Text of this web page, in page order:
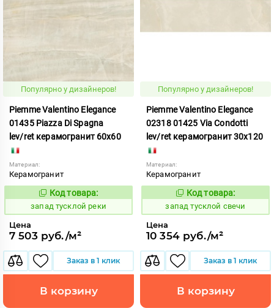
Популярно у дизайнеров!
Piemme Valentino Elegance
01435 Piazza Di Spagna
lev/ret керамогранит 60x60
Материал:
Керамогранит
419579
Код товара:
запад тусклой реки
Цена
7 503 руб./м²
Заказ в 1 клик
В корзину
Популярно у дизайнеров!
Piemme Valentino Elegance
02318 01425 Via Condotti
lev/ret керамогранит 30x120
Материал:
Керамогранит
419584
Код товара:
запад тусклой свечи
Цена
10 354 руб./м²
Заказ в 1 клик
В корзину